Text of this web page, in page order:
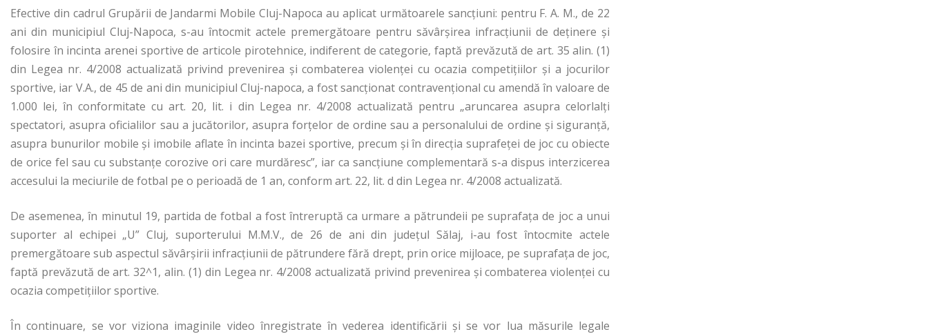
Efective din cadrul Grupării de Jandarmi Mobile Cluj-Napoca au aplicat următoarele sancţiuni: pentru F. A. M., de 22
ani din municipiul Cluj-Napoca, s-au întocmit actele premergătoare pentru săvârşirea infracţiunii de deţinere şi
folosire în incinta arenei sportive de articole pirotehnice, indiferent de categorie, faptă prevăzută de art. 35 alin. (1)
din Legea nr. 4/2008 actualizată privind prevenirea şi combaterea violenţei cu ocazia competiţiilor şi a jocurilor
sportive, iar V.A., de 45 de ani din municipiul Cluj-napoca, a fost sancţionat contravenţional cu amendă în valoare de
1.000 lei, în conformitate cu art. 20, lit. i din Legea nr. 4/2008 actualizată pentru „aruncarea asupra celorlalţi
spectatori, asupra oficialilor sau a jucătorilor, asupra forţelor de ordine sau a personalului de ordine şi siguranţă,
asupra bunurilor mobile şi imobile aflate în incinta bazei sportive, precum şi în direcţia suprafeţei de joc cu obiecte
de orice fel sau cu substanţe corozive ori care murdăresc”, iar ca sancţiune complementară s-a dispus interzicerea
accesului la meciurile de fotbal pe o perioadă de 1 an, conform art. 22, lit. d din Legea nr. 4/2008 actualizată.
De asemenea, în minutul 19, partida de fotbal a fost întreruptă ca urmare a pătrundeii pe suprafaţa de joc a unui
suporter al echipei „U” Cluj, suporterului M.M.V., de 26 de ani din judeţul Sălaj, i-au fost întocmite actele
premergătoare sub aspectul săvârşirii infracţiunii de pătrundere fără drept, prin orice mijloace, pe suprafaţa de joc,
faptă prevăzută de art. 32^1, alin. (1) din Legea nr. 4/2008 actualizată privind prevenirea şi combaterea violenţei cu
ocazia competiţiilor sportive.
În continuare, se vor viziona imaginile video înregistrate în vederea identificării şi se vor lua măsurile legale